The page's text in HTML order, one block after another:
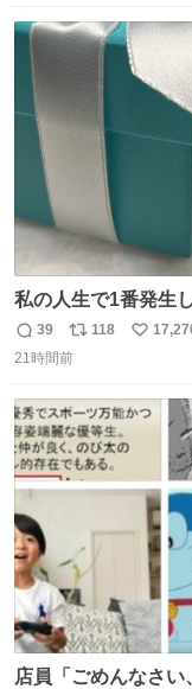
れてるクルーの方は
んがわ明太寿司
ト
数
私の人生で1番発生
ました
返
信
39
リ
ポ
ト
数
118
い
数
21時間前
店員「ごめんなさい、